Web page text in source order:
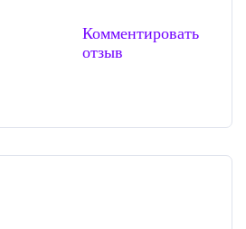
Комментировать
отзыв